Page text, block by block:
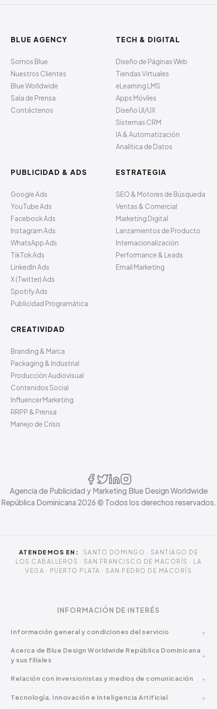
BLUE AGENCY
Somos Blue
Nuestros Clientes
Blue Worldwide
Sala de Prensa
Contáctenos
TECH & DIGITAL
Diseño de Páginas Web
Tiendas Virtuales
eLearning LMS
Apps Móviles
Diseño UI/UX
Sistemas CRM
IA & Automatización
Analítica de Datos
PUBLICIDAD & ADS
Google Ads
YouTube Ads
Facebook Ads
Instagram Ads
WhatsApp Ads
TikTok Ads
LinkedIn Ads
X (Twitter) Ads
Spotify Ads
Publicidad Programática
ESTRATEGIA
SEO & Motores de Búsqueda
Ventas & Comercial
Marketing Digital
Lanzamientos de Producto
Internacionalización
Performance & Leads
Email Marketing
CREATIVIDAD
Branding & Marca
Packaging & Industrial
Producción Audiovisual
Contenidos Social
Influencer Marketing
RRPP & Prensa
Manejo de Crisis
Agencia de Publicidad y Marketing Blue Design Worldwide
República Dominicana 2026 © Todos los derechos reservados.
ATENDEMOS EN:
SANTO DOMINGO · SANTIAGO DE
LOS CABALLEROS · SAN FRANCISCO DE MACORÍS · LA
VEGA · PUERTO PLATA · SAN PEDRO DE MACORÍS
INFORMACIÓN DE INTERÉS
Información general y condiciones del servicio
Acerca de Blue Design Worldwide República Dominicana
y sus filiales
Relación con inversionistas y medios de comunicación
Tecnología, Innovación e Inteligencia Artificial